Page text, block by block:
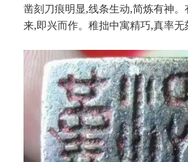
凿刻刀痕明显,线条生动,简炼有神
来,即兴而作。稚拙中寓精巧,真率无